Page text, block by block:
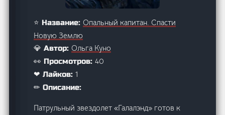
⭐ Название:Опальный капитан. Спасти
Новую Землю
💎 Автор:Ольга Куно
👀 Просмотров:40
❤ Лайков:1
✏ Описание:
Патрульный звездолет «Галалэнд» готов к